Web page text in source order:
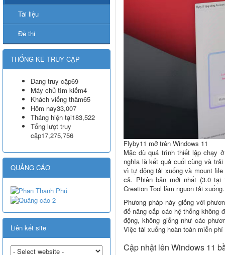
Flyby11 mở trên Windows 11
Mặc dù quá trình thiết lập chạy
nghĩa là kết quả cuối cùng và
vì tự động tải xuống và mount
cả. Phiên bản mới nhất (3.0
Creation Tool làm nguồn tải xuống.
Phương pháp này giống với
để nâng cấp các hệ thống không
động, không giống như các
Việc tải xuống hoàn toàn miễn
Cập nhật lên Windows 11
Tài liệu
Đề thi
THỐNG KÊ TRUY CẬP
Đang truy cập69
Máy chủ tìm kiếm4
Khách viếng thăm65
Hôm nay33,007
Tháng hiện tại183,522
Tổng lượt truy
cập17,275,756
QUẢNG CÁO
Liên kết site